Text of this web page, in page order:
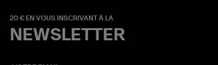
20 € EN VOUS INSCRIVANT À LA
NEWSLETTER